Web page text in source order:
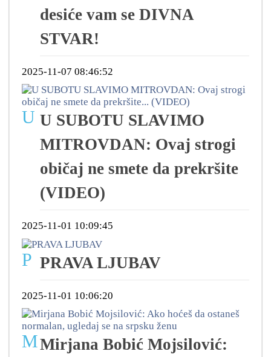
desiće vam se DIVNA
STVAR!
2025-11-07 08:46:52
U U SUBOTU SLAVIMO
MITROVDAN: Ovaj strogi
običaj ne smete da prekršite
(VIDEO)
2025-11-01 10:09:45
P PRAVA LJUBAV
2025-11-01 10:06:20
MMirjana Bobić Mojsilović: